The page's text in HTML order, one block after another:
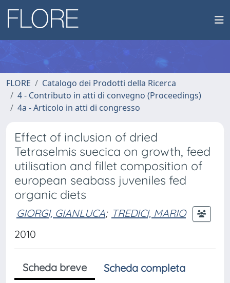
FLORE
Catalogo dei Prodotti della Ricerca
4 - Contributo in atti di convegno (Proceedings)
4a - Articolo in atti di congresso
Effect of inclusion of dried
Tetraselmis suecica on growth, feed
utilisation and fillet composition of
european seabass juveniles fed
organic diets
GIORGI, GIANLUCA; TREDICI, MARIO
2010
Scheda breve
Scheda completa